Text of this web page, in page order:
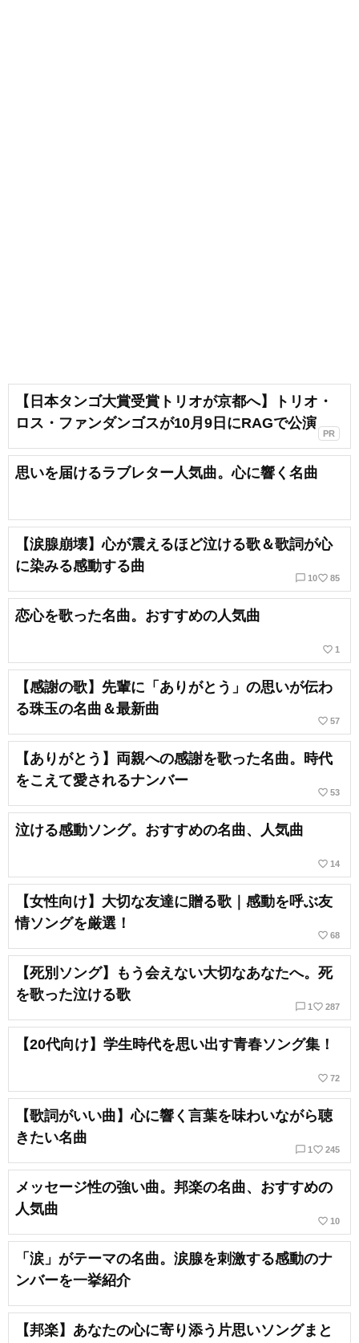
【日本タンゴ大賞受賞トリオが京都へ】トリオ・
ロス・ファンダンゴスが10月9日にRAGで公演
PR
思いを届けるラブレター人気曲。心に響く名曲
【涙腺崩壊】心が震えるほど泣ける歌＆歌詞が心
に染みる感動する曲
chat_bubble_outline 10favorite_border 85
恋心を歌った名曲。おすすめの人気曲
favorite_border 1
【感謝の歌】先輩に「ありがとう」の思いが伝わ
る珠玉の名曲＆最新曲
favorite_border 57
【ありがとう】両親への感謝を歌った名曲。時代
をこえて愛されるナンバー
favorite_border 53
泣ける感動ソング。おすすめの名曲、人気曲
favorite_border 14
【女性向け】大切な友達に贈る歌｜感動を呼ぶ友
情ソングを厳選！
favorite_border 68
【死別ソング】もう会えない大切なあなたへ。死
を歌った泣ける歌
chat_bubble_outline 1 favorite_border 287
【20代向け】学生時代を思い出す青春ソング集！
favorite_border 72
【歌詞がいい曲】心に響く言葉を味わいながら聴
きたい名曲
chat_bubble_outline 1 favorite_border 245
メッセージ性の強い曲。邦楽の名曲、おすすめの
人気曲
favorite_border 10
「涙」がテーマの名曲。涙腺を刺激する感動のナ
ンバーを一挙紹介
【邦楽】あなたの心に寄り添う片思いソングまと